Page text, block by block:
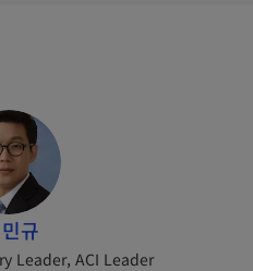
규
Leader, ACI Leader